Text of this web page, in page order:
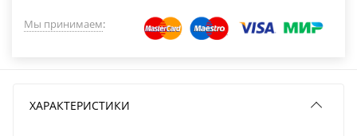
Мы принимаем:
ХАРАКТЕРИСТИКИ